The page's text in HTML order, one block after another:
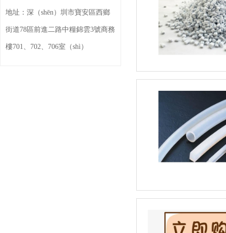
地址： 深（shēn）圳市寶安區西鄉
街道78區前進二路中糧錦雲3號商務
樓701、702、706室（shì）